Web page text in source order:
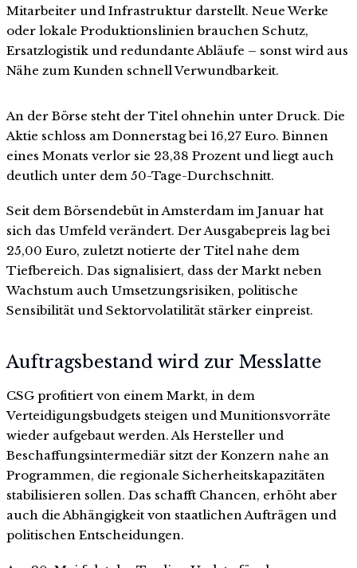
Mitarbeiter und Infrastruktur darstellt. Neue Werke
oder lokale Produktionslinien brauchen Schutz,
Ersatzlogistik und redundante Abläufe – sonst wird aus
Nähe zum Kunden schnell Verwundbarkeit.
An der Börse steht der Titel ohnehin unter Druck. Die
Aktie schloss am Donnerstag bei 16,27 Euro. Binnen
eines Monats verlor sie 23,38 Prozent und liegt auch
deutlich unter dem 50-Tage-Durchschnitt.
Seit dem Börsendebüt in Amsterdam im Januar hat
sich das Umfeld verändert. Der Ausgabepreis lag bei
25,00 Euro, zuletzt notierte der Titel nahe dem
Tiefbereich. Das signalisiert, dass der Markt neben
Wachstum auch Umsetzungsrisiken, politische
Sensibilität und Sektorvolatilität stärker einpreist.
Auftragsbestand wird zur Messlatte
CSG profitiert von einem Markt, in dem
Verteidigungsbudgets steigen und Munitionsvorräte
wieder aufgebaut werden. Als Hersteller und
Beschaffungsintermediär sitzt der Konzern nahe an
Programmen, die regionale Sicherheitskapazitäten
stabilisieren sollen. Das schafft Chancen, erhöht aber
auch die Abhängigkeit von staatlichen Aufträgen und
politischen Entscheidungen.